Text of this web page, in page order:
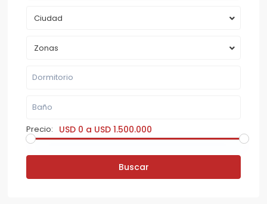
Ciudad
Zonas
Precio: USD 0 a USD 1.500.000
Buscar